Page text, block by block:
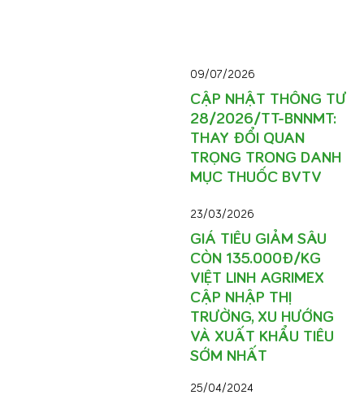
09/07/2026
CẬP NHẬT THÔNG TƯ
28/2026/TT-BNNMT:
THAY ĐỔI QUAN
TRỌNG TRONG DANH
MỤC THUỐC BVTV
23/03/2026
GIÁ TIÊU GIẢM SÂU
CÒN 135.000Đ/KG
VIỆT LINH AGRIMEX
CẬP NHẬP THỊ
TRƯỜNG, XU HƯỚNG
VÀ XUẤT KHẨU TIÊU
SỚM NHẤT
25/04/2024